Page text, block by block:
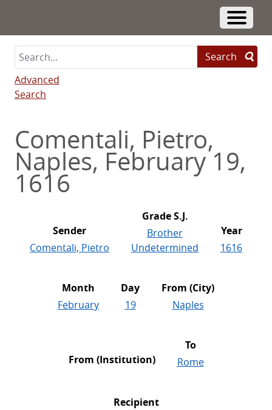
main
content
Toggle
Search
Advanced
Search
Comentali, Pietro,
Naples, February 19,
1616
Sender
Comentali, Pietro
Grade S.J.
Brother
Undetermined
Year
1616
Month
February
Day
19
From (City)
Naples
From (Institution)
To
Rome
Recipient